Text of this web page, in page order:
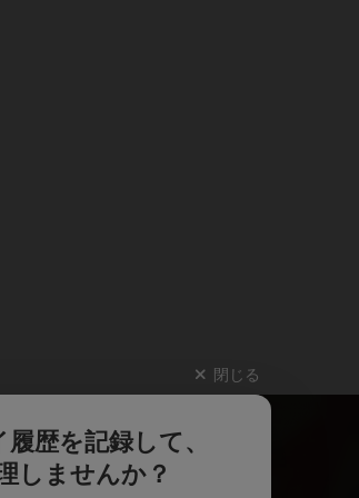
閉じる
歴を記録して、
しませんか？